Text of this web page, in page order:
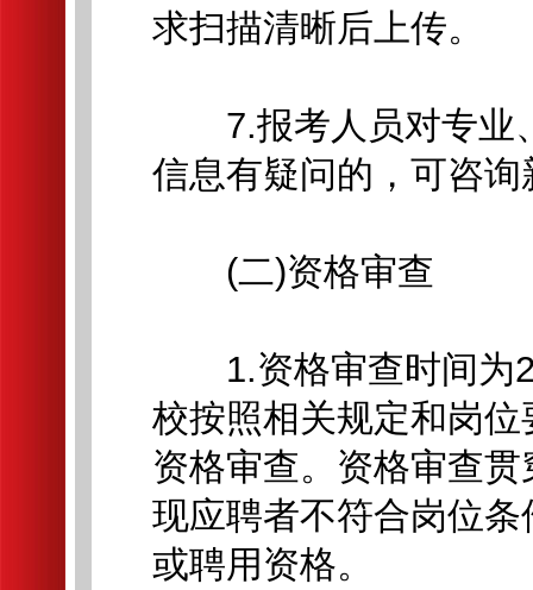
求扫描清晰后上传。
7.报考人员对专业
信息有疑问的，可咨
(二)资格审查
1.资格审查时间为
校按照相关规定和岗
资格审查。资格审查
现应聘者不符合岗位
或聘用资格。